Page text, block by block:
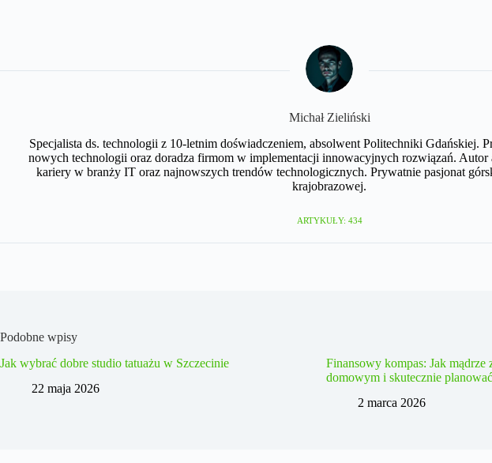
Michał Zieliński
Specjalista ds. technologii z 10-letnim doświadczeniem, absolwent Politechniki Gdańskiej.
nowych technologii oraz doradza firmom w implementacji innowacyjnych rozwiązań. Autor
kariery w branży IT oraz najnowszych trendów technologicznych. Prywatnie pasjonat
krajobrazowej.
ARTYKUŁY: 434
Podobne wpisy
Jak wybrać dobre studio tatuażu w Szczecinie
22 maja 2026
Finansowy kompas: Jak mądrze
domowym i skutecznie
2 marca 2026